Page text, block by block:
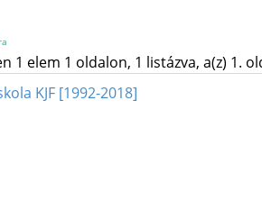
1 elem 1 oldalon, 1 listázva, a(z) 1.
KJF [1992-2018]